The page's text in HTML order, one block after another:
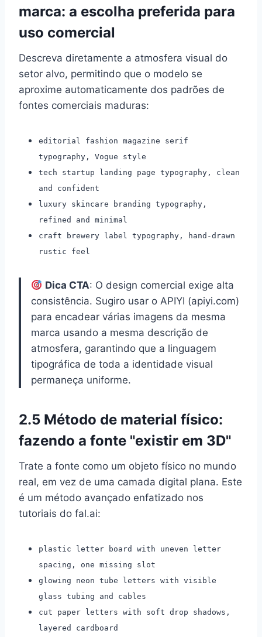
marca: a escolha preferida para
uso comercial
Descreva diretamente a atmosfera visual do
setor alvo, permitindo que o modelo se
aproxime automaticamente dos padrões de
fontes comerciais maduras:
editorial fashion magazine serif
typography, Vogue style
tech startup landing page typography, clean
and confident
luxury skincare branding typography,
refined and minimal
craft brewery label typography, hand-drawn
rustic feel
Dica CTA: O design comercial exige alta
consistência. Sugiro usar o APIYI (apiyi.com)
para encadear várias imagens da mesma
marca usando a mesma descrição de
atmosfera, garantindo que a linguagem
tipográfica de toda a identidade visual
permaneça uniforme.
2.5 Método de material físico:
fazendo a fonte "existir em 3D"
Trate a fonte como um objeto físico no mundo
real, em vez de uma camada digital plana. Este
é um método avançado enfatizado nos
tutoriais do fal.ai:
plastic letter board with uneven letter
spacing, one missing slot
glowing neon tube letters with visible
glass tubing and cables
cut paper letters with soft drop shadows,
layered cardboard